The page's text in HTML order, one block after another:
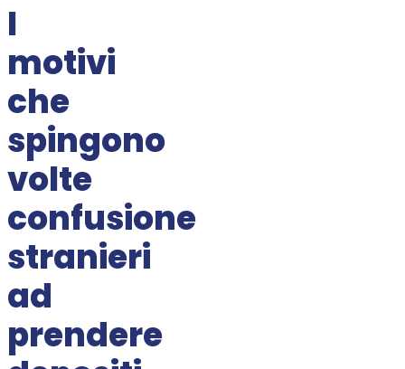
I
motivi
che
spingono
volte
confusione
stranieri
ad
prendere